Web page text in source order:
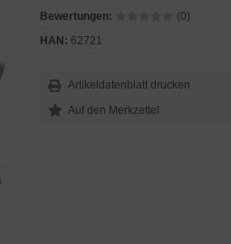
Bewertungen:
(0)
HAN: 62721
Artikeldatenblatt drucken